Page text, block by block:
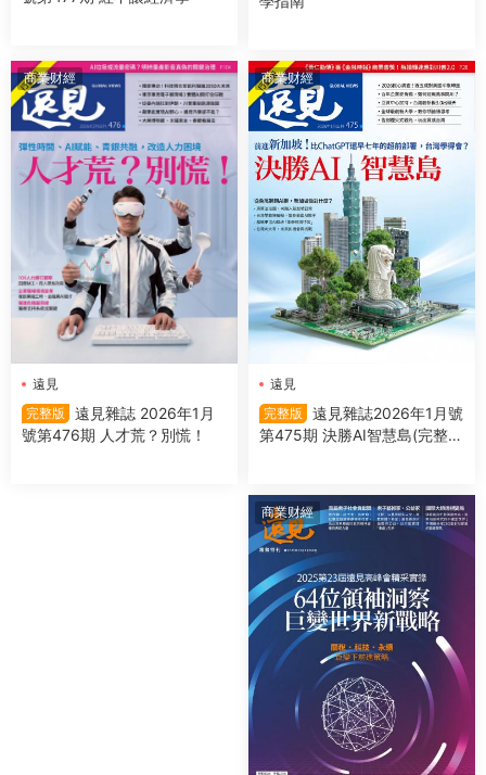
商業财經
遠見
完整版
遠見雜誌 2026年1月
號第476期 人才荒？別慌！
商業财經
遠見
完整版
遠見雜誌2026年1月號
第475期 決勝AI智慧島(完整
商業财經